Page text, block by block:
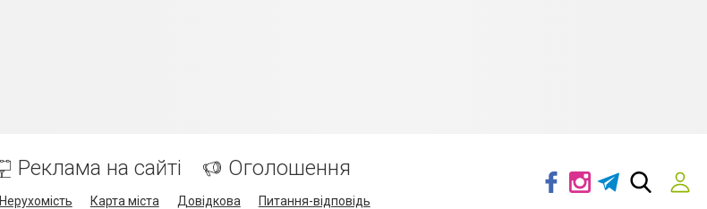
Реклама на сайті Оголошення
Нерухомість Карта міста Довідкова Питання-відповідь